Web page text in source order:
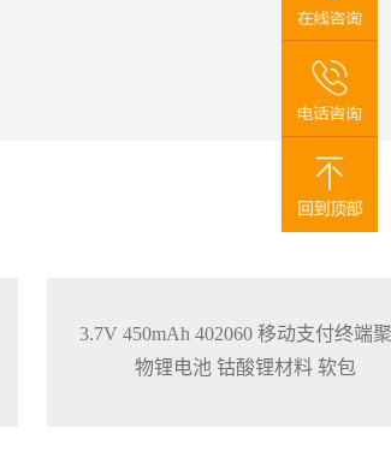
3.7V 450mAh 402060 移动支付终端
物锂电池 钴酸锂材料 软包